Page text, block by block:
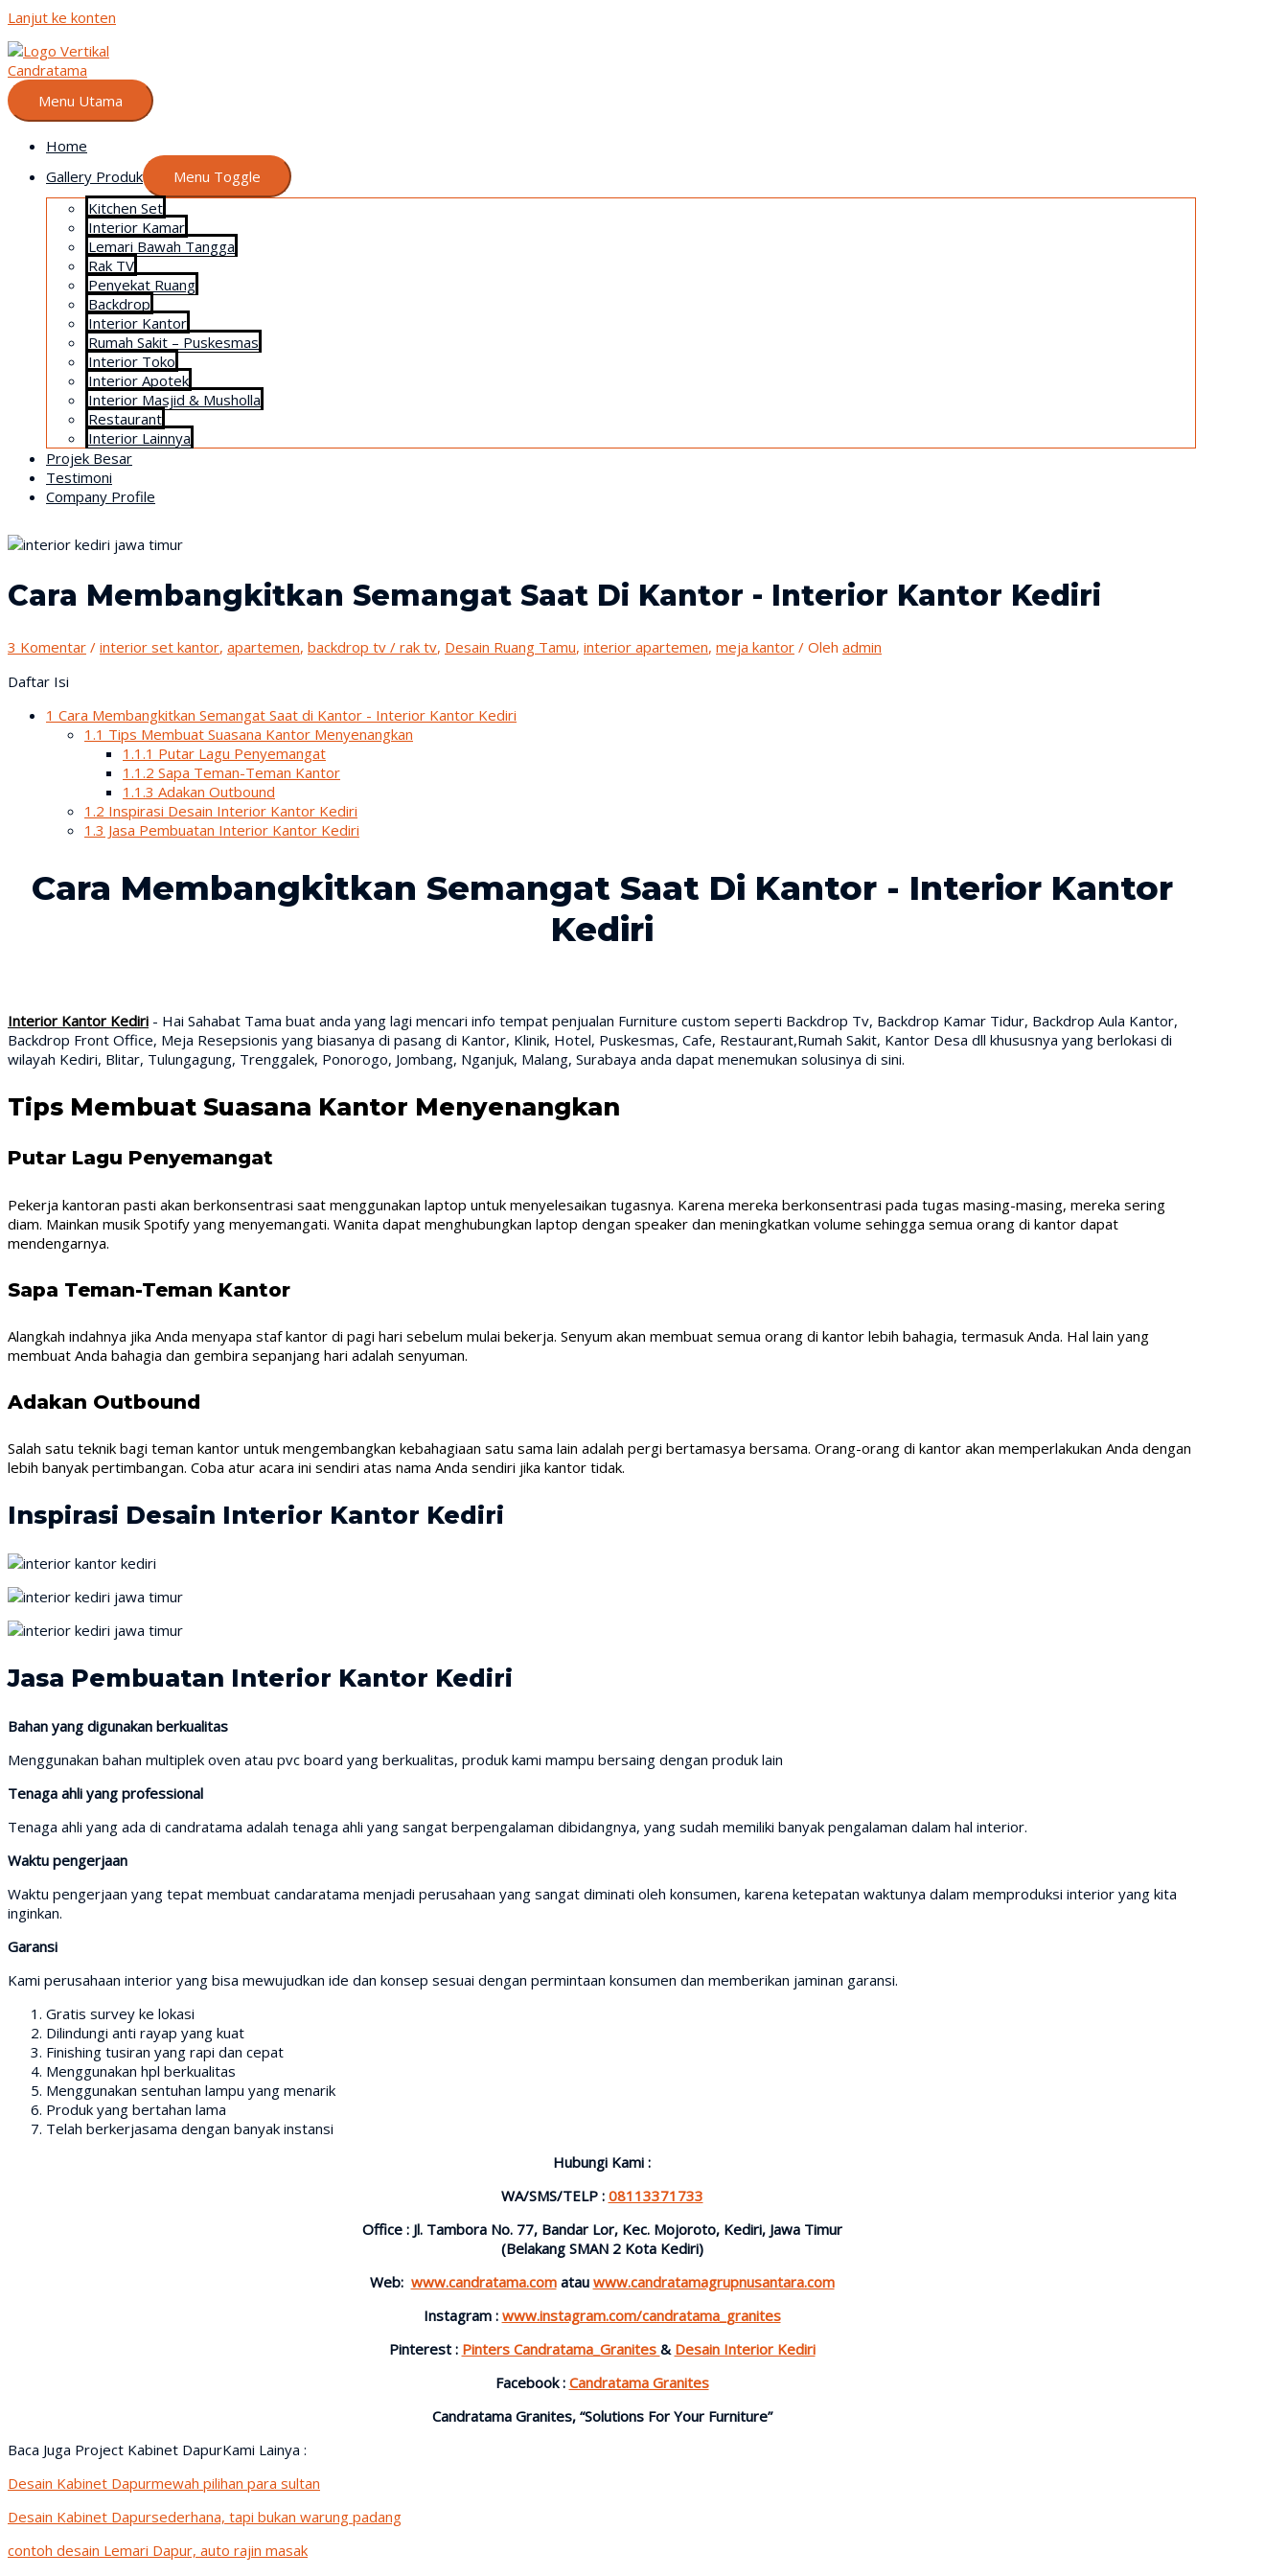
Lanjut ke konten
Menu Utama
Home
Gallery Produk
Menu Toggle
Kitchen Set
Interior Kamar
Lemari Bawah Tangga
Rak TV
Penyekat Ruang
Backdrop
Interior Kantor
Rumah Sakit – Puskesmas
Interior Toko
Interior Apotek
Interior Masjid & Musholla
Restaurant
Interior Lainnya
Projek Besar
Testimoni
Company Profile
Cara Membangkitkan Semangat Saat Di Kantor - Interior Kantor Kediri
3 Komentar / interior set kantor, apartemen, backdrop tv / rak tv, Desain Ruang Tamu, interior apartemen, meja kantor / Oleh admin
Daftar Isi
1 Cara Membangkitkan Semangat Saat di Kantor - Interior Kantor Kediri
1.1 Tips Membuat Suasana Kantor Menyenangkan
1.1.1 Putar Lagu Penyemangat
1.1.2 Sapa Teman-Teman Kantor
1.1.3 Adakan Outbound
1.2 Inspirasi Desain Interior Kantor Kediri
1.3 Jasa Pembuatan Interior Kantor Kediri
Cara Membangkitkan Semangat Saat Di Kantor - Interior Kantor
Kediri
Interior Kantor Kediri - Hai Sahabat Tama buat anda yang lagi mencari info tempat penjualan Furniture custom seperti Backdrop Tv, Backdrop Kamar Tidur, Backdrop Aula Kantor,
Backdrop Front Office, Meja Resepsionis yang biasanya di pasang di Kantor, Klinik, Hotel, Puskesmas, Cafe, Restaurant,Rumah Sakit, Kantor Desa dll khususnya yang berlokasi di
wilayah Kediri, Blitar, Tulungagung, Trenggalek, Ponorogo, Jombang, Nganjuk, Malang, Surabaya anda dapat menemukan solusinya di sini.
Tips Membuat Suasana Kantor Menyenangkan
Putar Lagu Penyemangat
Pekerja kantoran pasti akan berkonsentrasi saat menggunakan laptop untuk menyelesaikan tugasnya. Karena mereka berkonsentrasi pada tugas masing-masing, mereka sering
diam. Mainkan musik Spotify yang menyemangati. Wanita dapat menghubungkan laptop dengan speaker dan meningkatkan volume sehingga semua orang di kantor dapat
mendengarnya.
Sapa Teman-Teman Kantor
Alangkah indahnya jika Anda menyapa staf kantor di pagi hari sebelum mulai bekerja. Senyum akan membuat semua orang di kantor lebih bahagia, termasuk Anda. Hal lain yang
membuat Anda bahagia dan gembira sepanjang hari adalah senyuman.
Adakan Outbound
Salah satu teknik bagi teman kantor untuk mengembangkan kebahagiaan satu sama lain adalah pergi bertamasya bersama. Orang-orang di kantor akan memperlakukan Anda dengan
lebih banyak pertimbangan. Coba atur acara ini sendiri atas nama Anda sendiri jika kantor tidak.
Inspirasi Desain Interior Kantor Kediri
Jasa Pembuatan Interior Kantor Kediri
Bahan yang digunakan berkualitas
Menggunakan bahan multiplek oven atau pvc board yang berkualitas, produk kami mampu bersaing dengan produk lain
Tenaga ahli yang professional
Tenaga ahli yang ada di candratama adalah tenaga ahli yang sangat berpengalaman dibidangnya, yang sudah memiliki banyak pengalaman dalam hal interior.
Waktu pengerjaan
Waktu pengerjaan yang tepat membuat candaratama menjadi perusahaan yang sangat diminati oleh konsumen, karena ketepatan waktunya dalam memproduksi interior yang kita
inginkan.
Garansi
Kami perusahaan interior yang bisa mewujudkan ide dan konsep sesuai dengan permintaan konsumen dan memberikan jaminan garansi.
Gratis survey ke lokasi
Dilindungi anti rayap yang kuat
Finishing tusiran yang rapi dan cepat
Menggunakan hpl berkualitas
Menggunakan sentuhan lampu yang menarik
Produk yang bertahan lama
Telah berkerjasama dengan banyak instansi
Hubungi Kami :
WA/SMS/TELP : 08113371733
Office : Jl. Tambora No. 77, Bandar Lor, Kec. Mojoroto, Kediri, Jawa Timur
(Belakang SMAN 2 Kota Kediri)
Web: www.candratama.com atau www.candratamagrupnusantara.com
Instagram : www.instagram.com/candratama_granites
Pinterest : Pinters Candratama_Granites & Desain Interior Kediri
Facebook : Candratama Granites
Candratama Granites, “Solutions For Your Furniture”
Baca Juga Project Kabinet DapurKami Lainya :
Desain Kabinet Dapurmewah pilihan para sultan
Desain Kabinet Dapursederhana, tapi bukan warung padang
contoh desain Lemari Dapur, auto rajin masak